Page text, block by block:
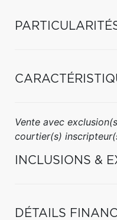
Vente avec
courtier(s)
INCLUSIONS &
DÉTAILS